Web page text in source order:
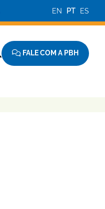
EN PT ES
FALE COM A PBH